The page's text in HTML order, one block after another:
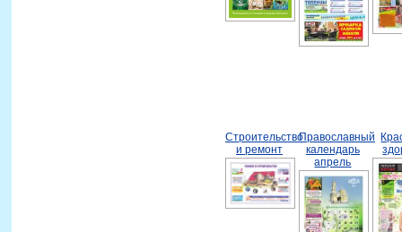
Строительство
и ремонт
Православный
календарь
апрель